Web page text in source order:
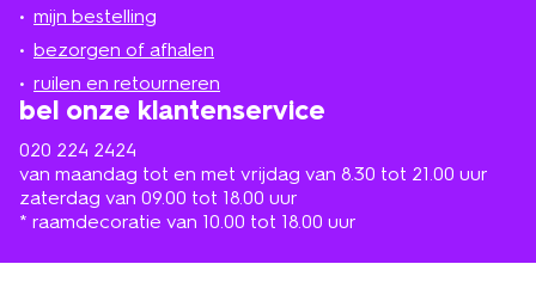
mijn bestelling
bezorgen of afhalen
ruilen en retourneren
bel onze klantenservice
020 224 2424
van maandag tot en met vrijdag van 8.30 tot 21.00 uur
zaterdag van 09.00 tot 18.00 uur
* raamdecoratie van 10.00 tot 18.00 uur
in
de
buurt